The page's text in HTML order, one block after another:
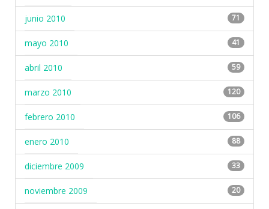
junio 2010 71
mayo 2010 41
abril 2010 59
marzo 2010 120
febrero 2010 106
enero 2010 88
diciembre 2009 33
noviembre 2009 20